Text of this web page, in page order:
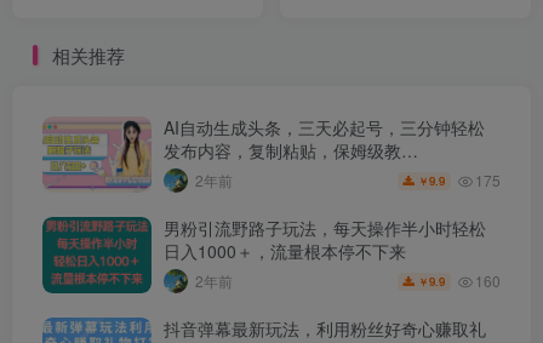
相关推荐
AI自动生成头条，三天必起号，三分钟轻松
发布内容，复制粘贴，保姆级教…
2年前 ￥9.9 175
男粉引流野路子玩法，每天操作半小时轻松
日入1000＋，流量根本停不下来
2年前 ￥9.9 160
抖音弹幕最新玩法，利用粉丝好奇心赚取礼